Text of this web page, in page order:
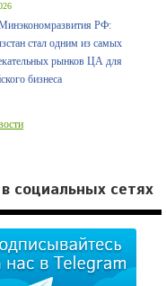
РФ:
стал одним из самых
рынков ЦА для
бизнеса
социальных сетях